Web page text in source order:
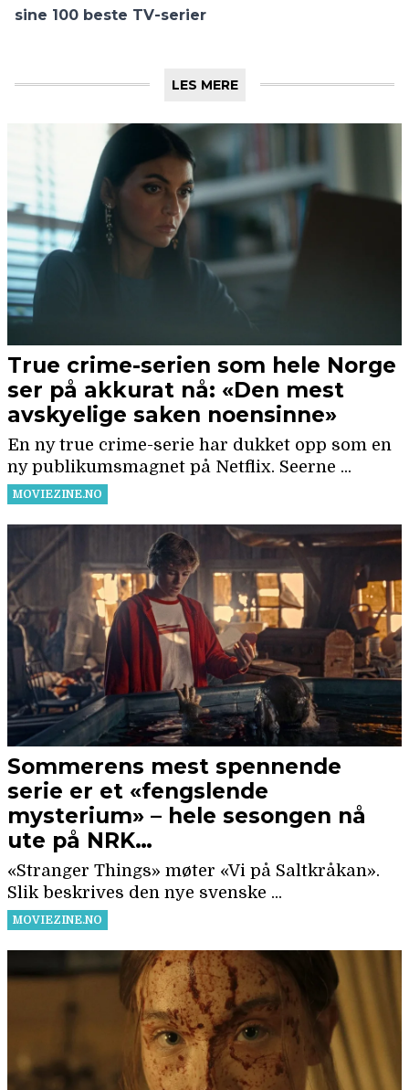
sine 100 beste TV-serier
LES MERE